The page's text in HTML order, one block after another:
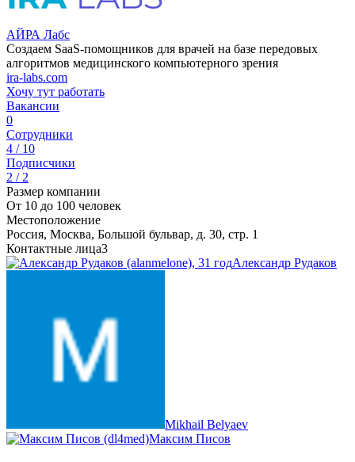
АЙРА Лабс
Cоздаем SaaS-помощников для врачей на базе передовых
алгоритмов медицинского компьютерного зрения
ira-labs.com
Хочу тут работать
Вакансии
0
Сотрудники
4 / 10
Подписчики
2 / 2
Размер компании
От 10 до 100 человек
Местоположение
Россия, Москва, Большой бульвар, д. 30, стр. 1
Контактные лица3
Александр Рудаков
Mikhail Belyaev
Максим Писов